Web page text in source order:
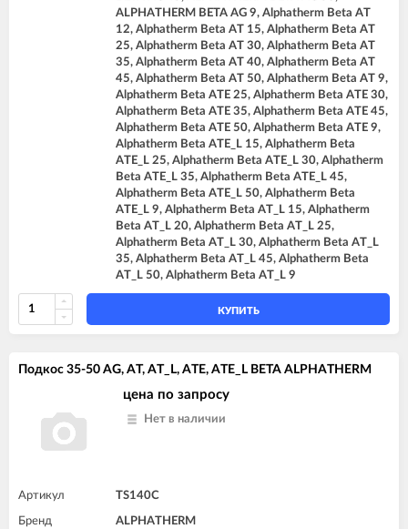
ALPHATHERM BETA AG 9, Alphatherm Beta AT
12, Alphatherm Beta AT 15, Alphatherm Beta AT
25, Alphatherm Beta AT 30, Alphatherm Beta AT
35, Alphatherm Beta AT 40, Alphatherm Beta AT
45, Alphatherm Beta AT 50, Alphatherm Beta AT 9,
Alphatherm Beta ATE 25, Alphatherm Beta ATE 30,
Alphatherm Beta ATE 35, Alphatherm Beta ATE 45,
Alphatherm Beta ATE 50, Alphatherm Beta ATE 9,
Alphatherm Beta ATE_L 15, Alphatherm Beta
ATE_L 25, Alphatherm Beta ATE_L 30, Alphatherm
Beta ATE_L 35, Alphatherm Beta ATE_L 45,
Alphatherm Beta ATE_L 50, Alphatherm Beta
ATE_L 9, Alphatherm Beta AT_L 15, Alphatherm
Beta AT_L 20, Alphatherm Beta AT_L 25,
Alphatherm Beta AT_L 30, Alphatherm Beta AT_L
35, Alphatherm Beta AT_L 45, Alphatherm Beta
AT_L 50, Alphatherm Beta AT_L 9
КУПИТЬ
Подкос 35-50 AG, AT, AT_L, ATE, ATE_L BETA ALPHATHERM
цена по запросу
Нет в наличии
Артикул TS140C
Бренд ALPHATHERM